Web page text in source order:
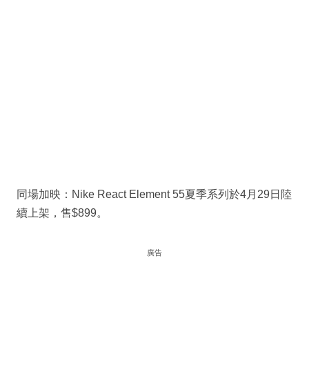
同場加映：Nike React Element 55夏季系列於4月29日陸
續上架，售$899。
廣告